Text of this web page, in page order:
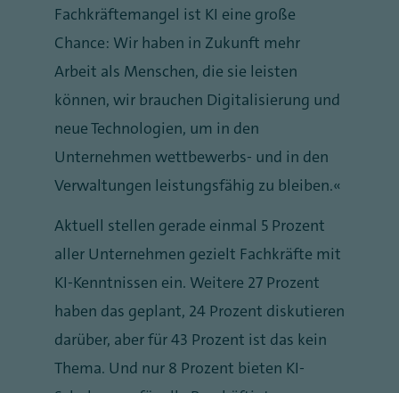
Fachkräftemangel ist KI eine große
Chance: Wir haben in Zukunft mehr
Arbeit als Menschen, die sie leisten
können, wir brauchen Digitalisierung und
neue Technologien, um in den
Unternehmen wettbewerbs- und in den
Verwaltungen leistungsfähig zu bleiben.“
Aktuell stellen gerade einmal 5 Prozent
aller Unternehmen gezielt Fachkräfte mit
KI-Kenntnissen ein. Weitere 27 Prozent
haben das geplant, 24 Prozent diskutieren
darüber, aber für 43 Prozent ist das kein
Thema. Und nur 8 Prozent bieten KI-